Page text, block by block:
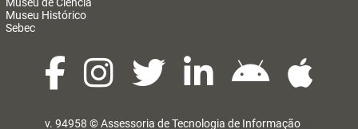
Museu Histórico
Sebec
v. 94958 ©Assessoria de Tecnologia de Informação